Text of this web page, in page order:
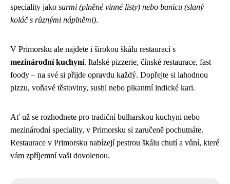
speciality jako sarmi (plněné vinné listy) nebo banicu (slaný
koláč s různými náplněmi).
V Primorsku ale najdete i širokou škálu restaurací s
mezinárodní kuchyní. Italské pizzerie, čínské restaurace, fast
foody – na své si přijde opravdu každý. Dopřejte si lahodnou
pizzu, voňavé těstoviny, sushi nebo pikantní indické kari.
Ať už se rozhodnete pro tradiční bulharskou kuchyni nebo
mezinárodní speciality, v Primorsku si zaručeně pochutnáte.
Restaurace v Primorsku nabízejí pestrou škálu chutí a vůní, které
vám zpříjemní vaši dovolenou.